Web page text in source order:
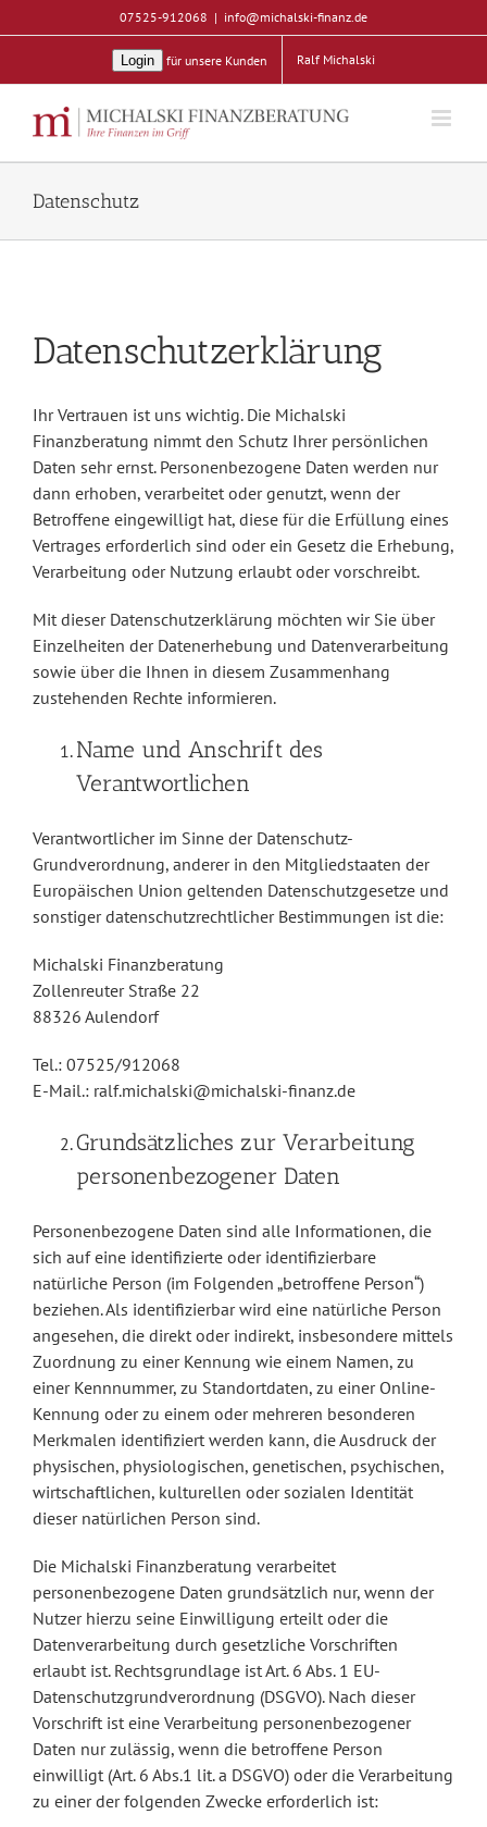
Inhalt
07525-912068 | info@michalski-finanz.de
Login für unsere Kunden Ralf Michalski
Datenschutz
Datenschutzerklärung
Ihr Vertrauen ist uns wichtig. Die Michalski
Finanzberatung nimmt den Schutz Ihrer persönlichen
Daten sehr ernst. Personenbezogene Daten werden nur
dann erhoben, verarbeitet oder genutzt, wenn der
Betroffene eingewilligt hat, diese für die Erfüllung eines
Vertrages erforderlich sind oder ein Gesetz die Erhebung,
Verarbeitung oder Nutzung erlaubt oder vorschreibt.
Mit dieser Datenschutzerklärung möchten wir Sie über
Einzelheiten der Datenerhebung und Datenverarbeitung
sowie über die Ihnen in diesem Zusammenhang
zustehenden Rechte informieren.
Name und Anschrift des
Verantwortlichen
Verantwortlicher im Sinne der Datenschutz-
Grundverordnung, anderer in den Mitgliedstaaten der
Europäischen Union geltenden Datenschutzgesetze und
sonstiger datenschutzrechtlicher Bestimmungen ist die:
Michalski Finanzberatung
Zollenreuter Straße 22
88326 Aulendorf
Tel.: 07525/912068
E-Mail.: ralf.michalski@michalski-finanz.de
Grundsätzliches zur Verarbeitung
personenbezogener Daten
Personenbezogene Daten sind alle Informationen, die
sich auf eine identifizierte oder identifizierbare
natürliche Person (im Folgenden „betroffene Person“)
beziehen. Als identifizierbar wird eine natürliche Person
angesehen, die direkt oder indirekt, insbesondere mittels
Zuordnung zu einer Kennung wie einem Namen, zu
einer Kennnummer, zu Standortdaten, zu einer Online-
Kennung oder zu einem oder mehreren besonderen
Merkmalen identifiziert werden kann, die Ausdruck der
physischen, physiologischen, genetischen, psychischen,
wirtschaftlichen, kulturellen oder sozialen Identität
dieser natürlichen Person sind.
Die Michalski Finanzberatung verarbeitet
personenbezogene Daten grundsätzlich nur, wenn der
Nutzer hierzu seine Einwilligung erteilt oder die
Datenverarbeitung durch gesetzliche Vorschriften
erlaubt ist. Rechtsgrundlage ist Art. 6 Abs. 1 EU-
Datenschutzgrundverordnung (DSGVO). Nach dieser
Vorschrift ist eine Verarbeitung personenbezogener
Daten nur zulässig, wenn die betroffene Person
einwilligt (Art. 6 Abs.1 lit. a DSGVO) oder die Verarbeitung
zu einer der folgenden Zwecke erforderlich ist: